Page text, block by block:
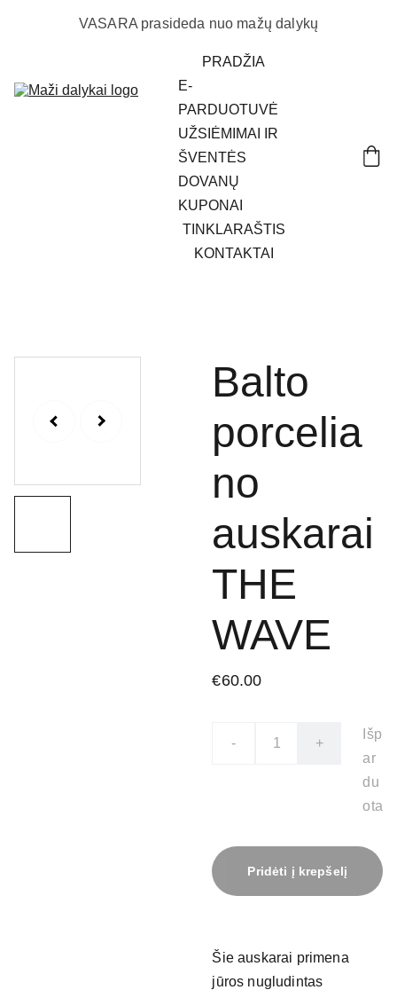
VASARA prasideda nuo mažų dalykų
PRADŽIA
E-
PARDUOTUVĖ
UŽSIĖMIMAI IR
ŠVENTĖS
DOVANŲ
KUPONAI
TINKLARAŠTIS
KONTAKTAI
Balto
porcelia
no
auskarai
THE
WAVE
€60.00
- +
Išp
ar
du
ota
Pridėti į krepšelį
Šie auskarai primena
jūros nugludintas